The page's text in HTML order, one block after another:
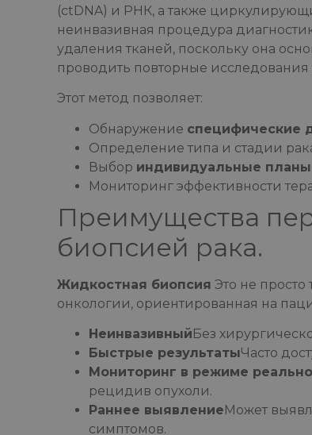
(ctDNA) и РНК, а также
неинвазивная процедура
удаления тканей, поскольку она
проводить повторные
Этот метод позволяет:
Обнаружение специфические
Определение типа и стадии
Выбор индивидуальные
Мониторинг эффективности
Преимущества
биопсией рака.
Жидкостная биопсия Это не
онкологии, ориентированная на
НеинвазивныйБез
Быстрые результатыЧасто
Мониторинг в режиме
рецидив опухоли.
Раннее выявлениеМожет
симптомов.